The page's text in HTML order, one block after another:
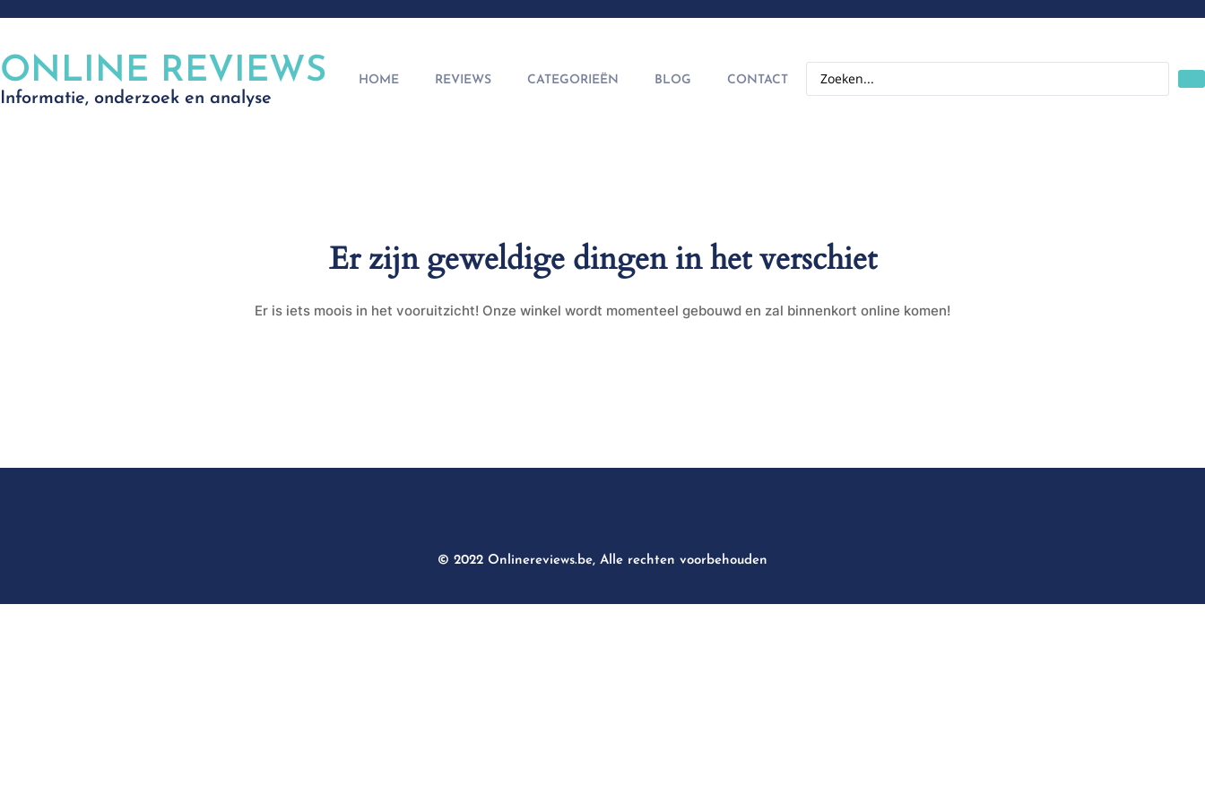
ONLINE REVIEWS
Informatie, onderzoek en analyse
HOME REVIEWS CATEGORIEËN BLOG CONTACT
Er zijn geweldige dingen in het verschiet
Er is iets moois in het vooruitzicht! Onze winkel wordt momenteel gebouwd en zal binnenkort online komen!
© 2022 Onlinereviews.be, Alle rechten voorbehouden